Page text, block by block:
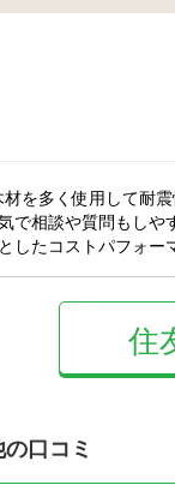
を多く使用して耐
で相談や質問もし
したコストパフォ
住
口コミ